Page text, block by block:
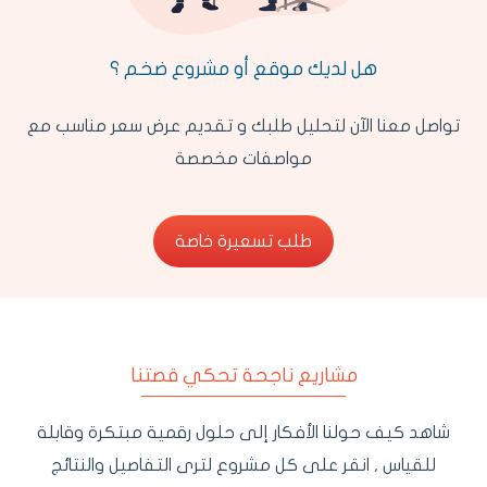
هل لديك موقع أو مشروع ضخم ؟
تواصل معنا الآن لتحليل طلبك و تقديم عرض سعر مناسب مع
مواصفات مخصصة
طلب تسعيرة خاصة
طلب تسعيرة خاصة
مشاريع ناجحة تحكي قصتنا
شاهد كيف حولنا الأفكار إلى حلول رقمية مبتكرة وقابلة
للقياس , انقر على كل مشروع لترى التفاصيل والنتائج